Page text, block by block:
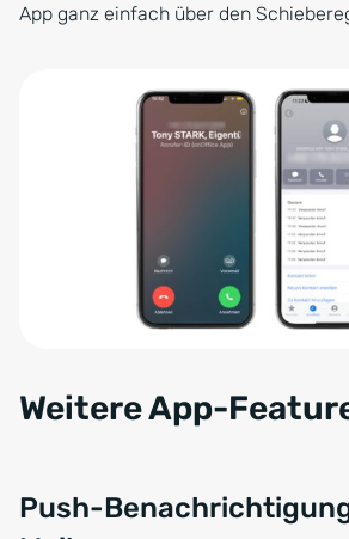
App ganz einfach über den
Weitere App-
Push-